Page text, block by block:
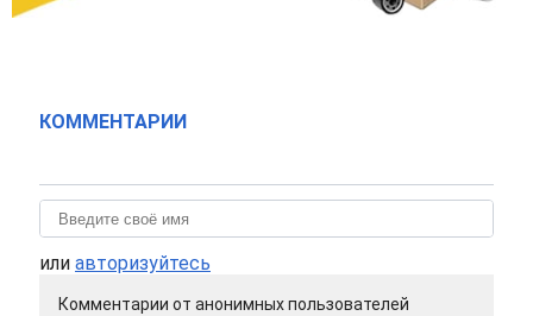
КОММЕНТАРИИ
или авторизуйтесь
Комментарии от анонимных пользователей